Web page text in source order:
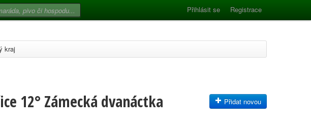
Přihlásit se Registrace
kraj
12° Zámecká dvanáctka Přidat novou